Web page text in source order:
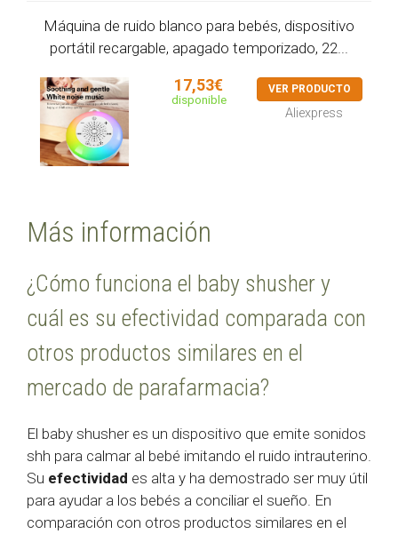
Máquina de ruido blanco para bebés, dispositivo
portátil recargable, apagado temporizado, 22...
17,53€
disponible
VER PRODUCTO
Aliexpress
Más información
¿Cómo funciona el baby shusher y
cuál es su efectividad comparada con
otros productos similares en el
mercado de parafarmacia?
El baby shusher es un dispositivo que emite sonidos
shh para calmar al bebé imitando el ruido intrauterino.
Su efectividad es alta y ha demostrado ser muy útil
para ayudar a los bebés a conciliar el sueño. En
comparación con otros productos similares en el